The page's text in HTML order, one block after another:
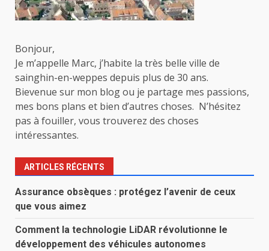
Bonjour,
Je m’appelle Marc, j’habite la très belle ville de
sainghin-en-weppes depuis plus de 30 ans.
Bievenue sur mon blog ou je partage mes passions,
mes bons plans et bien d’autres choses. N’hésitez
pas à fouiller, vous trouverez des choses
intéressantes.
ARTICLES RÉCENTS
Assurance obsèques : protégez l’avenir de ceux
que vous aimez
Comment la technologie LiDAR révolutionne le
développement des véhicules autonomes